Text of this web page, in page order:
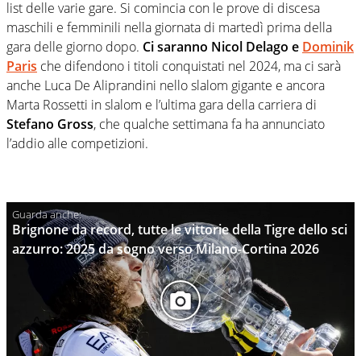
list delle varie gare. Si comincia con le prove di discesa
maschili e femminili nella giornata di martedì prima della
gara delle giorno dopo. Ci saranno Nicol Delago e Dominik
Paris che difendono i titoli conquistati nel 2024, ma ci sarà
anche Luca De Aliprandini nello slalom gigante e ancora
Marta Rossetti in slalom e l’ultima gara della carriera di
Stefano Gross, che qualche settimana fa ha annunciato
l’addio alle competizioni.
Brignone da record, tutte le vittorie della Tigre dello sci
azzurro: 2025 da sogno verso Milano-Cortina 2026